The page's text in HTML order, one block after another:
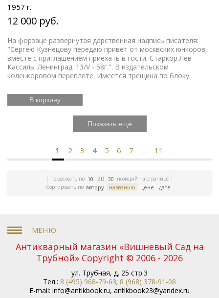
1957 г.
12 000 руб.
На форзаце развернутая дарственная надпись писателя:
"Сергею Кузнецову передаю привет от москвских юнкоров,
вместе с приглашением приехать в гости. Старкор Лев
Кассиль. Ленинград. 13/V - 58г.". В издательском
коленкоровом переплете. Имеется трещина по блоку.
В корзину
Показать ещё
1 2 3 4 5 6 7 … 11
Показывать по 10 20 30 позиций на странице
Сортировать по автору названию цене дате
Антикварный магазин «Вишневый Сад на
Трубной» Copyright © 2006 - 2026
ул. Трубная, д. 25 стр.3
Тел.: 8 (495) 968-79-63; 8 (968) 378-91-08
E-mail: info@antikbook.ru, antikbook23@yandex.ru